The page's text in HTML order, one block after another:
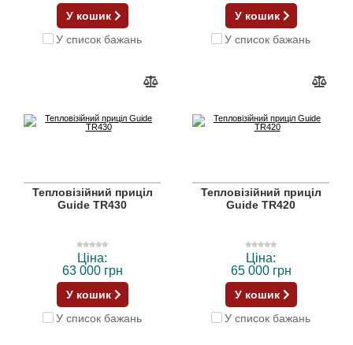
У кошик
У список бажань
У кошик
У список бажань
Тепловізійний приціл
Guide TR430
Ціна:
63 000 грн
У кошик
У список бажань
Тепловізійний приціл
Guide TR420
Ціна:
65 000 грн
У кошик
У список бажань